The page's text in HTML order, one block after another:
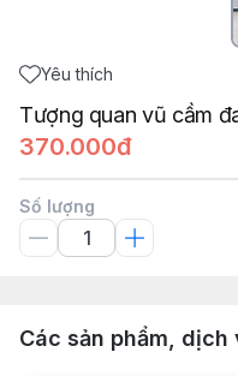
Yêu thích
Tượng quan vũ cầm
370.000đ
Số lượng
Các sản phẩm, dịch